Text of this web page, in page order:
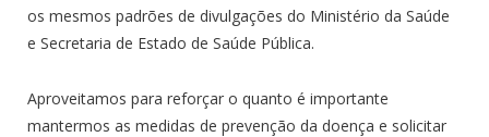
os mesmos padrões de divulgações do Ministério da Saúde
e Secretaria de Estado de Saúde Pública.
Aproveitamos para reforçar o quanto é importante
mantermos as medidas de prevenção da doença e solicitar